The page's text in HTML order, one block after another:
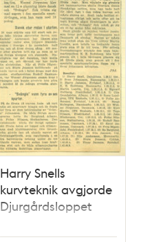
Harry Snells
kurvteknik avgjorde
Djurgårdsloppet